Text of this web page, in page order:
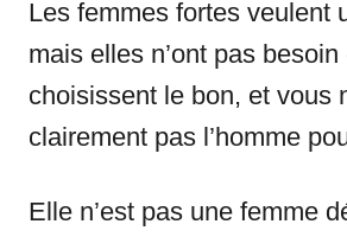
Les femmes fortes veulent
mais elles n’ont pas
choisissent le bon, et vous
clairement pas l’homme
Elle n’est pas une femme